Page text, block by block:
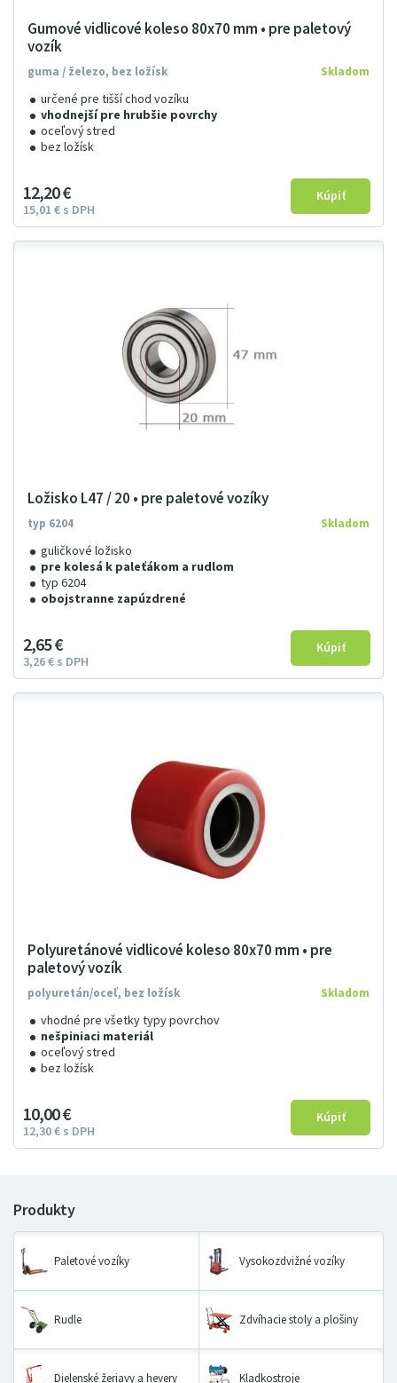
Gumové vidlicové koleso 80x70 mm • pre paletový
vozík
guma / železo, bez ložísk
určené pre tišší chod vozíku
vhodnejší pre hrubšie povrchy
oceľový stred
bez ložísk
Skladom
12 20€
15 01 € s DPH
Ložisko L47 / 20 • pre paletové vozíky
typ 6204
guličkové ložisko
pre kolesá k paleťákom a rudlom
typ 6204
obojstranne zapúzdrené
Skladom
2 65€
3 26€ s DPH
Polyuretánové vidlicové koleso 80x70 mm • pre
paletový vozík
polyuretán/oceľ, bez ložísk
vhodné pre všetky typy povrchov
nešpiniaci materiál
oceľový stred
bez ložísk
Skladom
10 00€
12 30€ s DPH
Paletové vozíky Vysokozdvižné vozíky
Rudle Zdvíhacie stoly a plošiny
Dielenské žeriavy a hevery Kladkostroje